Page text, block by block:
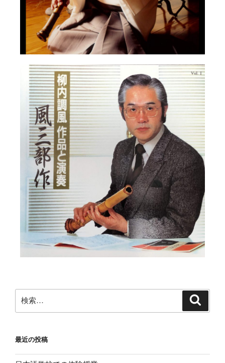
最近の投稿